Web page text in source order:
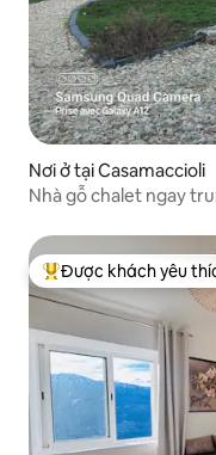
Nơi ở tại Casamaccioli
Nhà gỗ chalet ngay
Được khách yêu thích
Được khách yêu